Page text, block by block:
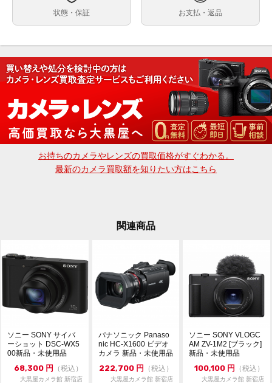
ズーム全域開放F値2を実現し、単焦点レンズに迫る高
い解像性能と自然なぼけ描写を両立した小型・軽量設計
ら最大径92.9mm、長さ139.8mm、質量約918gという
小型・軽量設計。
フローティングフォーカス機構に最適化された4基の
「XD（extreme dynamic）リニアモーター」と制御ア
ルゴリズムにより、高い応答性を実現している。
ご注文、ご決済後に店頭でのお受取も可能でございま
す。
ます。
大黒屋カメラ館 新宿店
お買取り、下取りも行っております。
状態・保証 お支払・返品
お持ちのカメラやレンズの買取価格がすぐわかる。
最新のカメラ買取額を知りたい方はこちら
関連商品
ソニー SONY サイバ
ーショット DSC-WX5
00新品・未使用品
68,300 円 （税込）
大黒屋カメラ館 新宿店
パナソニック Panaso
nic HC-X1600 ビデオ
カメラ 新品・未使用品
222,700 円 （税込）
大黒屋カメラ館 新宿店
ソニー SONY VLOGC
AM ZV-1M2 [ブラック]
新品・未使用品
100,100 円 （税込）
大黒屋カメラ館 新宿店